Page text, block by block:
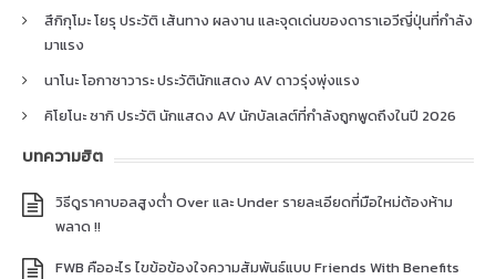
สึกิกุโมะ โยรุ ประวัติ เส้นทาง ผลงาน และจุดเด่นของดาราเอวีญี่ปุ่นที่กำลัง
มาแรง
นาโนะ โอกาซาวาระ ประวัตินักแสดง AV ดาวรุ่งพุ่งแรง
คิโยโนะ ซากิ ประวัติ นักแสดง AV นักบัลเลต์ที่กำลังถูกพูดถึงในปี 2026
บทความฮิต
วิธีดูราคาบอลสูงต่ำ Over และ Under รายละเอียดที่มือใหม่ต้องห้าม
พลาด !!
FWB คืออะไร ไขข้อข้องใจความสัมพันธ์แบบ Friends With Benefits